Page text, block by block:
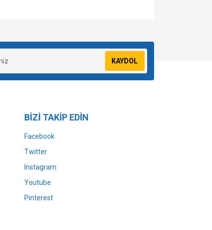
KAYDOL
BİZİ TAKİP EDİN
Facebook
Twitter
Instagram
Youtube
Pinterest